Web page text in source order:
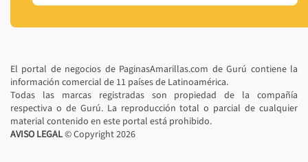
El portal de negocios de PaginasAmarillas.com de Gurú contiene la
información comercial de 11 países de Latinoamérica.
Todas las marcas registradas son propiedad de la compañía
respectiva o de Gurú. La reproducción total o parcial de cualquier
material contenido en este portal está prohibido.
AVISO LEGAL© Copyright2026